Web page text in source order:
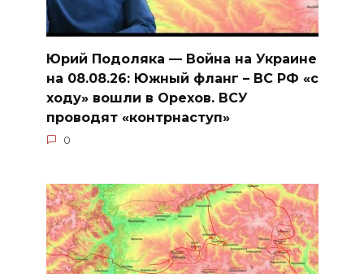
Юрий Подоляка — Война на Украине
на 08.08.26: Южный фланг – ВС РФ «с
ходу» вошли в Орехов. ВСУ
проводят «контрнаступ»
0